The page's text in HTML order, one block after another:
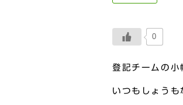
0
登記チームの小
いつもしょうも